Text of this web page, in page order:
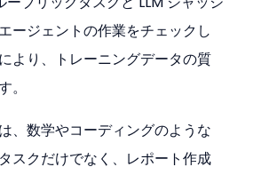
ージェントの作業をチェックし
より、トレーニングデータの質
。
、数学やコーディングのような
スクだけでなく、レポート作成